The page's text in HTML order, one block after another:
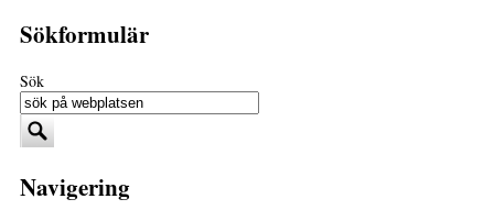
Sökformulär
Sök
Navigering